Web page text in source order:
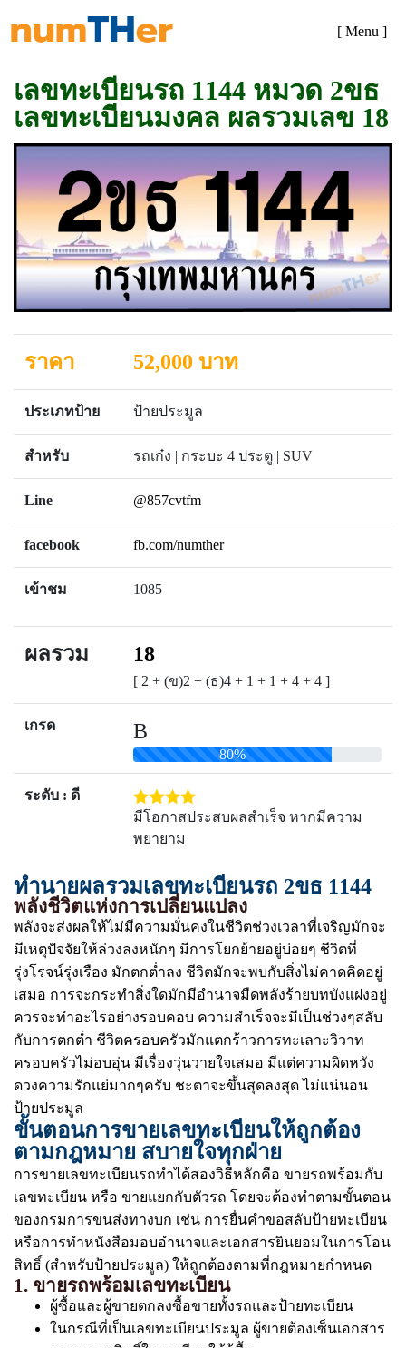
[ Menu ]
เลขทะเบียนรถ 1144 หมวด 2ขธ
เลขทะเบียนมงคล ผลรวมเลข 18
ราคา 52,000 บาท
ประเภทป้าย ป้ายประมูล
สำหรับ รถเก๋ง | กระบะ 4 ประตู | SUV
Line @857cvtfm
facebook fb.com/numther
เข้าชม 1085
ผลรวม 18
[ 2 + (ข)2 + (ธ)4 + 1 + 1 + 4 + 4 ]
เกรด B
80%
ระดับ : ดี
มีโอกาสประสบผลสำเร็จ หากมีความ
พยายาม
ทำนายผลรวมเลขทะเบียนรถ 2ขธ 1144
พลังชีวิตแห่งการเปลี่ยนแปลง
พลังจะส่งผลให้ไม่มีความมั่นคงในชีวิตช่วงเวลาที่เจริญมักจะ
มีเหตุปัจจัยให้ล่วงลงหนักๆ มีการโยกย้ายอยู่บ่อยๆ ชีวิตที่
รุ่งโรจน์รุ่งเรือง มักตกต่ำลง ชีวิตมักจะพบกับสิ่งไม่คาดคิดอยู่
เสมอ การจะกระทำสิ่งใดมักมีอำนาจมืดพลังร้ายบทบังแฝงอยู่
ควรจะทำอะไรอย่างรอบคอบ ความสำเร็จจะมีเป็นช่วงๆสลับ
กับการตกต่ำ ชีวิตครอบครัวมักแตกร้าวการทะเลาะวิวาท
ครอบครัวไม่อบอุ่น มีเรื่องวุ่นวายใจเสมอ มีแต่ความผิดหวัง
ดวงความรักแย่มากๆครับ ชะตาจะขึ้นสุดลงสุด ไม่แน่นอน
ป้ายประมูล
ขั้นตอนการขายเลขทะเบียนให้ถูกต้อง
ตามกฎหมาย สบายใจทุกฝ่าย
การขายเลขทะเบียนรถทำได้สองวิธีหลักคือ ขายรถพร้อมกับ
เลขทะเบียน หรือ ขายแยกกับตัวรถ โดยจะต้องทำตามขั้นตอน
ของกรมการขนส่งทางบก เช่น การยื่นคำขอสลับป้ายทะเบียน
หรือการทำหนังสือมอบอำนาจและเอกสารยินยอมในการโอน
สิทธิ์ (สำหรับป้ายประมูล) ให้ถูกต้องตามที่กฎหมายกำหนด
1. ขายรถพร้อมเลขทะเบียน
ผู้ซื้อและผู้ขายตกลงซื้อขายทั้งรถและป้ายทะเบียน
ในกรณีที่เป็นเลขทะเบียนประมูล ผู้ขายต้องเซ็นเอกสาร